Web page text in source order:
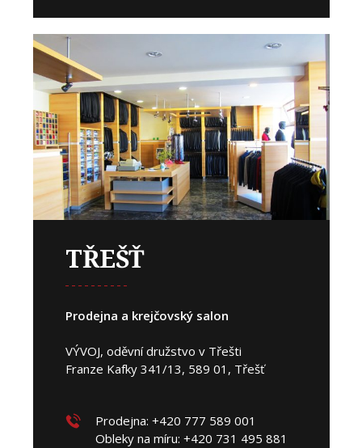
TŘEŠŤ
Prodejna a krejčovský salon
VÝVOJ, oděvní družstvo v Třešti
Franze Kafky 341/13, 589 01, Třešť
Prodejna: +420 777 589 001
Obleky na míru: +420 731 495 881